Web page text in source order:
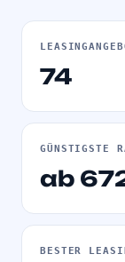
74
GÜNSTIGSTE
ab
BESTER